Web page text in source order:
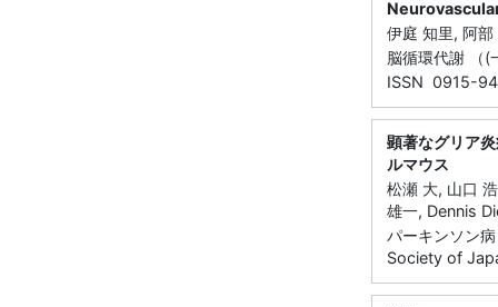
伊庭 知里, 阿
脳循環代謝 （
ISSN 0915-
顕著なグリア
ルマウス
松瀬 大, 山口
雄一, Dennis
パーキンソン
Society of